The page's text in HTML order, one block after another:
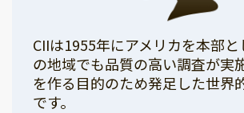
CIIは1955年にアメリカを本部
の地域でも品質の高い調査が実
を作る目的のため発足した世界
です。